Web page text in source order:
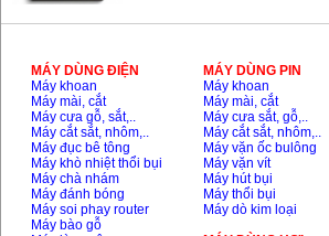
MÁY DÙNG ĐIỆN
Máy khoan
Máy mài, cắt
Máy cưa gỗ, sắt,..
Máy cắt sắt, nhôm,..
Máy đục bê tông
Máy khò nhiệt thổi bụi
Máy chà nhám
Máy đánh bóng
Máy soi phay router
Máy bào gỗ
MÁY DÙNG PIN
Máy khoan
Máy mài, cắt
Máy cưa sắt, gỗ,..
Máy cắt sắt, nhôm,..
Máy vặn ốc bulông
Máy vặn vít
Máy hút bụi
Máy thổi bụi
Máy dò kim loại